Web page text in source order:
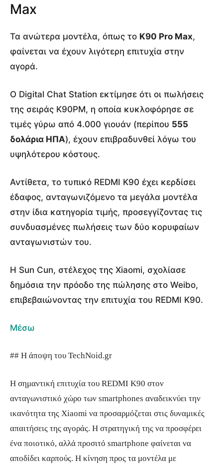
Max
Τα ανώτερα μοντέλα, όπως το K90 Pro Max,
φαίνεται να έχουν λιγότερη επιτυχία στην
αγορά.
Ο Digital Chat Station εκτίμησε ότι οι πωλήσεις
της σειράς K90PM, η οποία κυκλοφόρησε σε
τιμές γύρω από 4.000 γιουάν (περίπου 555
δολάρια ΗΠΑ), έχουν επιβραδυνθεί λόγω του
υψηλότερου κόστους.
Αντίθετα, το τυπικό REDMI K90 έχει κερδίσει
έδαφος, ανταγωνιζόμενο τα μεγάλα μοντέλα
στην ίδια κατηγορία τιμής, προσεγγίζοντας τις
συνδυασμένες πωλήσεις των δύο κορυφαίων
ανταγωνιστών του.
Η Sun Cun, στέλεχος της Xiaomi, σχολίασε
δημόσια την πρόοδο της πώλησης στο Weibo,
επιβεβαιώνοντας την επιτυχία του REDMI K90.
Μέσω
## Η άποψη του TechNoid.gr
Η σημαντική επιτυχία του REDMI K90 στον
ανταγωνιστικό χώρο των smartphones αναδεικνύει την
ικανότητα της Xiaomi να προσαρμόζεται στις δυναμικές
απαιτήσεις της αγοράς. Η στρατηγική της να προσφέρει
ένα ποιοτικό, αλλά προσιτό smartphone φαίνεται να
αποδίδει καρπούς. Η κίνηση προς τα μοντέλα με